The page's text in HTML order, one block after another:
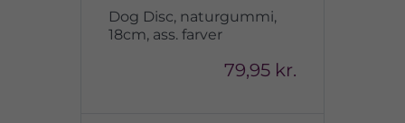
Dog Disc, naturgummi,
18cm, ass. farver
79,95 kr.